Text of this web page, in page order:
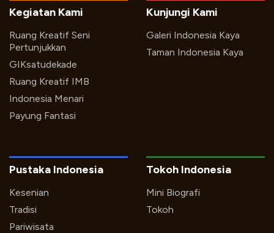
Kegiatan Kami
Ruang Kreatif Seni
Pertunjukkan
GIKsatudekade
Ruang Kreatif IMB
Indonesia Menari
Payung Fantasi
Kunjungi Kami
Galeri Indonesia Kaya
Taman Indonesia Kaya
Pustaka Indonesia
Kesenian
Tradisi
Pariwisata
Tokoh Indonesia
Mini Biografi
Tokoh